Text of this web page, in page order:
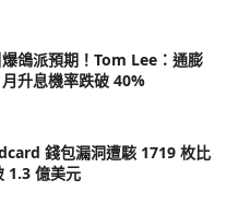
鴿派預期！Tom Lee：通膨
升息機率跌破 40%
錢包漏洞遭駭 1719 枚比
1.3 億美元